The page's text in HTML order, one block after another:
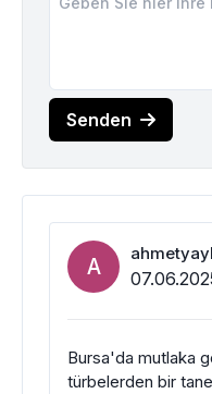
Senden
A
Bursa'da mutlaka
türbelerden bir